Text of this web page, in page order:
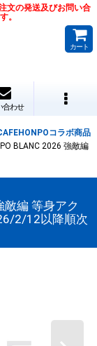
文の発送及びお問い合
。
カート
合わせ
コラボ商品
BLANC 2026 強敵編
敵編 等身アク
2/12以降順次